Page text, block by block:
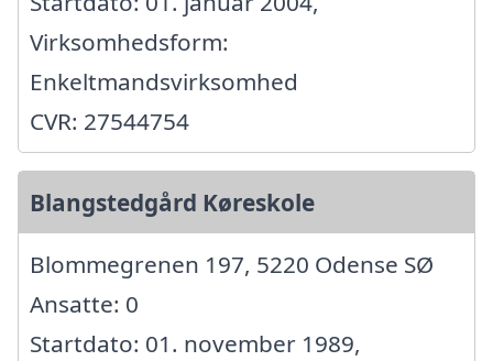
Virksomhedsform:
Enkeltmandsvirksomhed
CVR: 27544754
Blangstedgård Køreskole
Blommegrenen 197, 5220 Odense SØ
Ansatte: 0
Startdato: 01. november 1989,